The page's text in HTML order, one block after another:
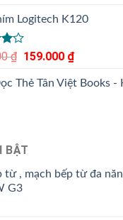
Logitech K120
₫
Giá
là:
159.000 ₫Giá
tại
Thẻ Tân Việt Books -
BẬT
từ , mạch bếp từ đa
G3